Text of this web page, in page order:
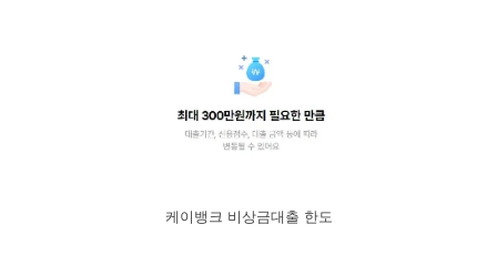
케이뱅크 비상금대출 한도